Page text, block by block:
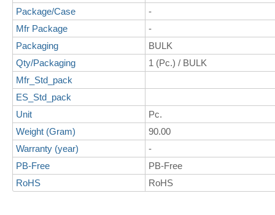
Package/Case
-
Mfr Package
-
Packaging
BULK
Qty/Packaging
1 (Pc.) / BULK
Mfr_Std_pack
ES_Std_pack
Unit
Pc.
Weight (Gram)
90.00
Warranty (year)
-
PB-Free
PB-Free
RoHS
RoHS